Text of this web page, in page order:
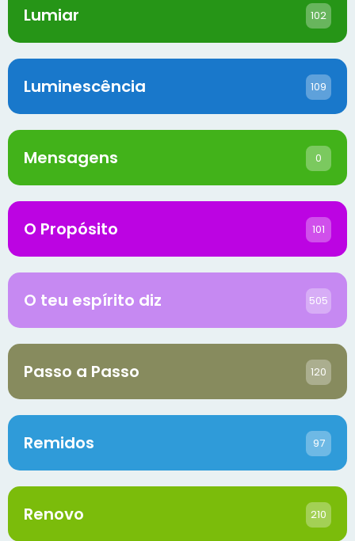
Lumiar 102
Luminescência 109
Mensagens 0
O Propósito 101
O teu espírito diz 505
Passo a Passo 120
Remidos 97
Renovo 210